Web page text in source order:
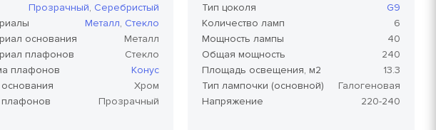
Прозрачный, Серебристый
Металл, Стекло
основания
Металл
плафонов
Стекло
плафонов
Конус
Хром
плафонов
Прозрачный
Тип цоколя
G9
Количество ламп
6
Мощность лампы
40
Общая мощность
240
Площадь освещения, м2
13.3
Тип лампочки (основной)
Галогеновая
Напряжение
220-240